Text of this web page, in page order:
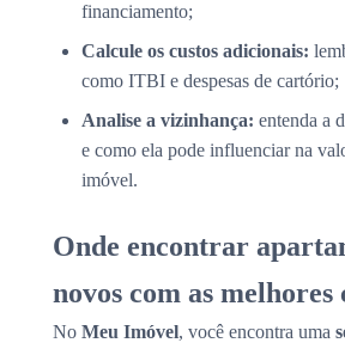
financiamento;
Calcule os custos adicionais:
como ITBI e despesas de cartório;
Analise a vizinhança: entenda a
e como ela pode influenciar na
imóvel.
Onde encontrar
novos com as melhores
No Meu Imóvel, você encontra uma